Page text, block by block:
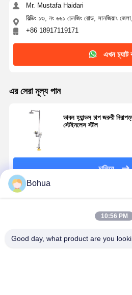
Mr. Mustafa Haidari
বিল্ডিং ১৩, নং ৬৬১ চেনজিং রোড, সানজিয়াং
+86 18917119171
এখন চ্যাট
এর সেরা মূল্য পান
ডাবল হ্যান্ডস চাপ জরুরী
স্টেইনলেস স্টীল
চালিয়ে
Bohua
10:56 PM
Good day, what product are you